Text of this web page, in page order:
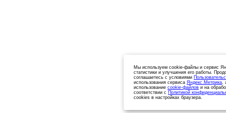
Мы используем cookie-файлы и сервис
статистики и улучшения его работы.
соглашаетесь с условиями
использования сервиса Яндекс.Метрика,
использование cookie-файлов и на
соответствии с Политикой
cookies в настройках браузера.